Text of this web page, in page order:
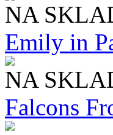
NA
Emily in
NA
Falcons